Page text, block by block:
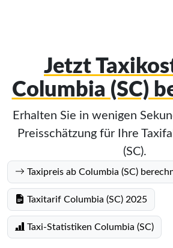
Jetzt
Columbia (SC)
Erhalten Sie in wenigen
Preisschätzung für Ihre
(SC).
Taxipreis ab Columbia (SC)
Taxitarif Columbia (SC) 2025
Taxi-Statistiken Columbia (SC)